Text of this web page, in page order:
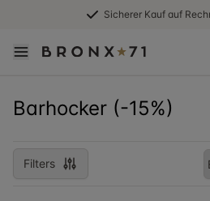
Sicherer Kauf auf
Barhocker (-15%)
Filters